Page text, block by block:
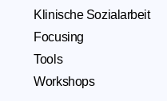
Klinische Sozialarbeit
Focusing
Tools
Workshops